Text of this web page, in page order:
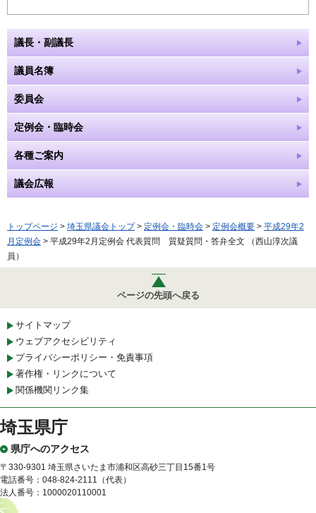
議長・副議長
議員名簿
委員会
定例会・臨時会
各種ご案内
議会広報
トップページ > 埼玉県議会トップ> 定例会・臨時会 > 定例会概要 > 平成29年2
月定例会 > 平成29年2月定例会 代表質問 質疑質問・答弁全文 （西山淳次議
員）
ページの先頭へ戻る
サイトマップ
ウェブアクセシビリティ
プライバシーポリシー・免責事項
著作権・リンクについて
関係機関リンク集
埼玉県庁
県庁へのアクセス
〒330-9301 埼玉県さいたま市浦和区高砂三丁目15番1号
電話番号：048-824-2111（代表）
法人番号：1000020110001